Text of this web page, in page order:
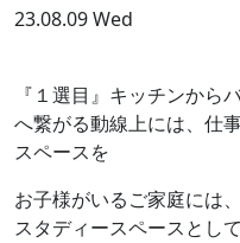
23.08.09 Wed
『１選目』キッチンから
へ繋がる動線上には、仕
スペースを
お子様がいるご家庭には
スタディースペースとし